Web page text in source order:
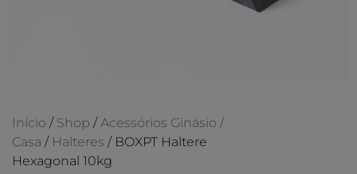
Início / Shop / Acessórios Ginásio /
Casa / Halteres / BOXPT Haltere
Hexagonal 10kg